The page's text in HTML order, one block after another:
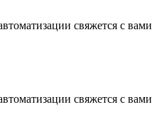
свяжется с вами
свяжется с вами